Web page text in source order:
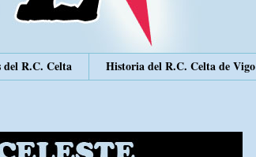
del R.C. Celta
Historia del R.C. Celta de Vigo